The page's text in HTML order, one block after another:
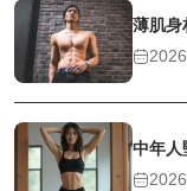
薄肌身
中年人